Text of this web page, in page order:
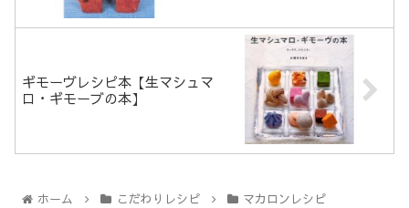
ギモーヴレシピ本【生マシュマ
ロ・ギモーブの本】
ホーム こだわりレシピ マカロンレシピ